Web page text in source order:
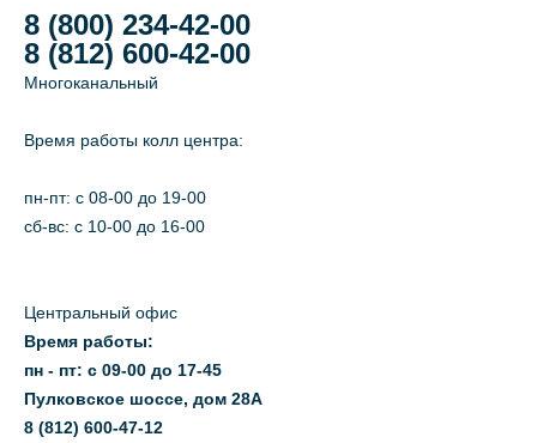
8 (800) 234-42-00
8 (812) 600-42-00
Многоканальный
Время работы колл центра:
пн-пт: c 08-00 до 19-00
сб-вс: с 10-00 до 16-00
Центральный офис
Время работы:
пн - пт: с 09-00 до 17-45
Пулковское шоссе, дом 28А
8 (812) 600-47-12